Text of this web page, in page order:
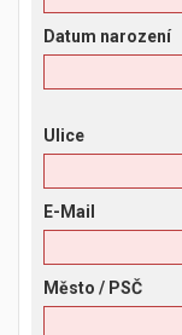
Datum narození
Ulice
E-Mail
Město / PSČ